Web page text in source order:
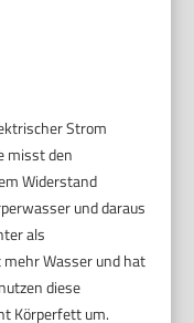
Strom
misst den
Widerstand
und daraus
als
Wasser und hat
diese
Körperfett um.